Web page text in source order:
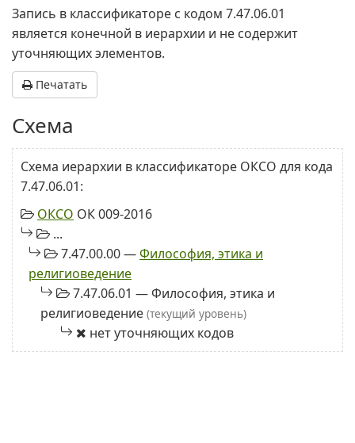
Запись в классификаторе с кодом 7.47.06.01
является конечной в иерархии и не содержит
уточняющих элементов.
Печатать
Схема
Схема иерархии в классификаторе ОКСО для кода
7.47.06.01:
ОКСО ОК 009-2016
...
7.47.00.00 —Философия, этика и
религиоведение
7.47.06.01 — Философия, этика и
религиоведение (текущий уровень)
нет уточняющих кодов